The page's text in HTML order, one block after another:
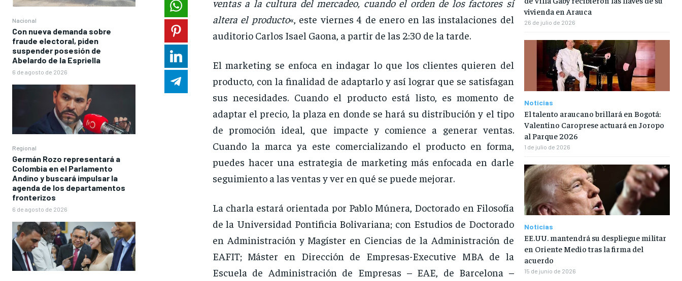
Nacional
Con nueva demanda sobre
fraude electoral, piden
suspender posesión de
Abelardo de la Espriella
6 de agosto de 2026
Regional
Germán Rozo representará a
Colombia en el Parlamento
Andino y buscará impulsar la
agenda de los departamentos
fronterizos
6 de agosto de 2026
ventas a la cultura del mercadeo, cuando el orden de los factores sí
altera el producto«, este viernes 4 de enero en las instalaciones del
auditorio Carlos Isael Gaona, a partir de las 2:30 de la tarde.
El marketing se enfoca en indagar lo que los clientes quieren del
producto, con la finalidad de adaptarlo y así lograr que se satisfagan
sus necesidades. Cuando el producto está listo, es momento de
adaptar el precio, la plaza en donde se hará su distribución y el tipo
de promoción ideal, que impacte y comience a generar ventas.
Cuando la marca ya este comercializando el producto en forma,
puedes hacer una estrategia de marketing más enfocada en darle
seguimiento a las ventas y ver en qué se puede mejorar.
La charla estará orientada por Pablo Múnera, Doctorado en Filosofía
de la Universidad Pontificia Bolivariana; con Estudios de Doctorado
en Administración y Magíster en Ciencias de la Administración de
EAFIT; Máster en Dirección de Empresas-Executive MBA de la
Escuela de Administración de Empresas – EAE, de Barcelona –
vivienda en Arauca
26 de julio de 2026
Noticias
El talento araucano brillará en Bogotá:
Valentino Caroprese actuará en Joropo
al Parque 2026
1 de julio de 2026
Noticias
EE.UU. mantendrá su despliegue militar
en Oriente Medio tras la firma del
acuerdo
15 de junio de 2026